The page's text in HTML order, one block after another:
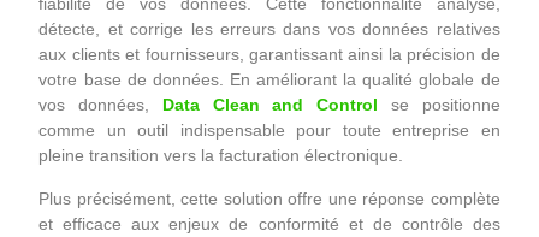
fiabilité de vos données. Cette fonctionnalité analyse,
détecte, et corrige les erreurs dans vos données relatives
aux clients et fournisseurs, garantissant ainsi la précision de
votre base de données. En améliorant la qualité globale de
vos données, Data Clean and Control se positionne
comme un outil indispensable pour toute entreprise en
pleine transition vers la facturation électronique.
Plus précisément, cette solution offre une réponse complète
et efficace aux enjeux de conformité et de contrôle des